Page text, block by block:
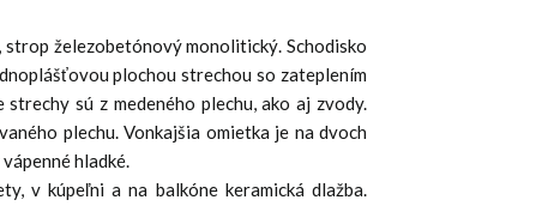
strop železobetónový monolitický. Schodisko
plochou strechou so zateplením
sú z medeného plechu, ako aj zvody.
plechu. Vonkajšia omietka je na dvoch
hladké.
v kúpeľni a na balkóne keramická dlažba.